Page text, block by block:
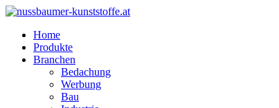
Home
Produkte
Branchen
Bedachung
Werbung
Bau